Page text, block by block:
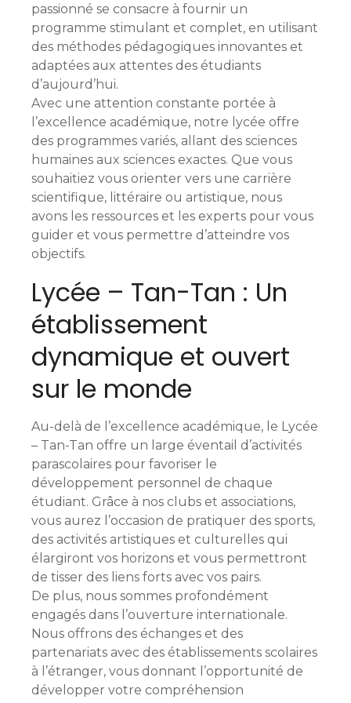
passionné se consacre à fournir un
programme stimulant et complet, en utilisant
des méthodes pédagogiques innovantes et
adaptées aux attentes des étudiants
d’aujourd’hui.
Avec une attention constante portée à
l’excellence académique, notre lycée offre
des programmes variés, allant des sciences
humaines aux sciences exactes. Que vous
souhaitiez vous orienter vers une carrière
scientifique, littéraire ou artistique, nous
avons les ressources et les experts pour vous
guider et vous permettre d’atteindre vos
objectifs.
Lycée – Tan-Tan : Un
établissement
dynamique et ouvert
sur le monde
Au-delà de l’excellence académique, le Lycée
– Tan-Tan offre un large éventail d’activités
parascolaires pour favoriser le
développement personnel de chaque
étudiant. Grâce à nos clubs et associations,
vous aurez l’occasion de pratiquer des sports,
des activités artistiques et culturelles qui
élargiront vos horizons et vous permettront
de tisser des liens forts avec vos pairs.
De plus, nous sommes profondément
engagés dans l’ouverture internationale.
Nous offrons des échanges et des
partenariats avec des établissements scolaires
à l’étranger, vous donnant l’opportunité de
développer votre compréhension